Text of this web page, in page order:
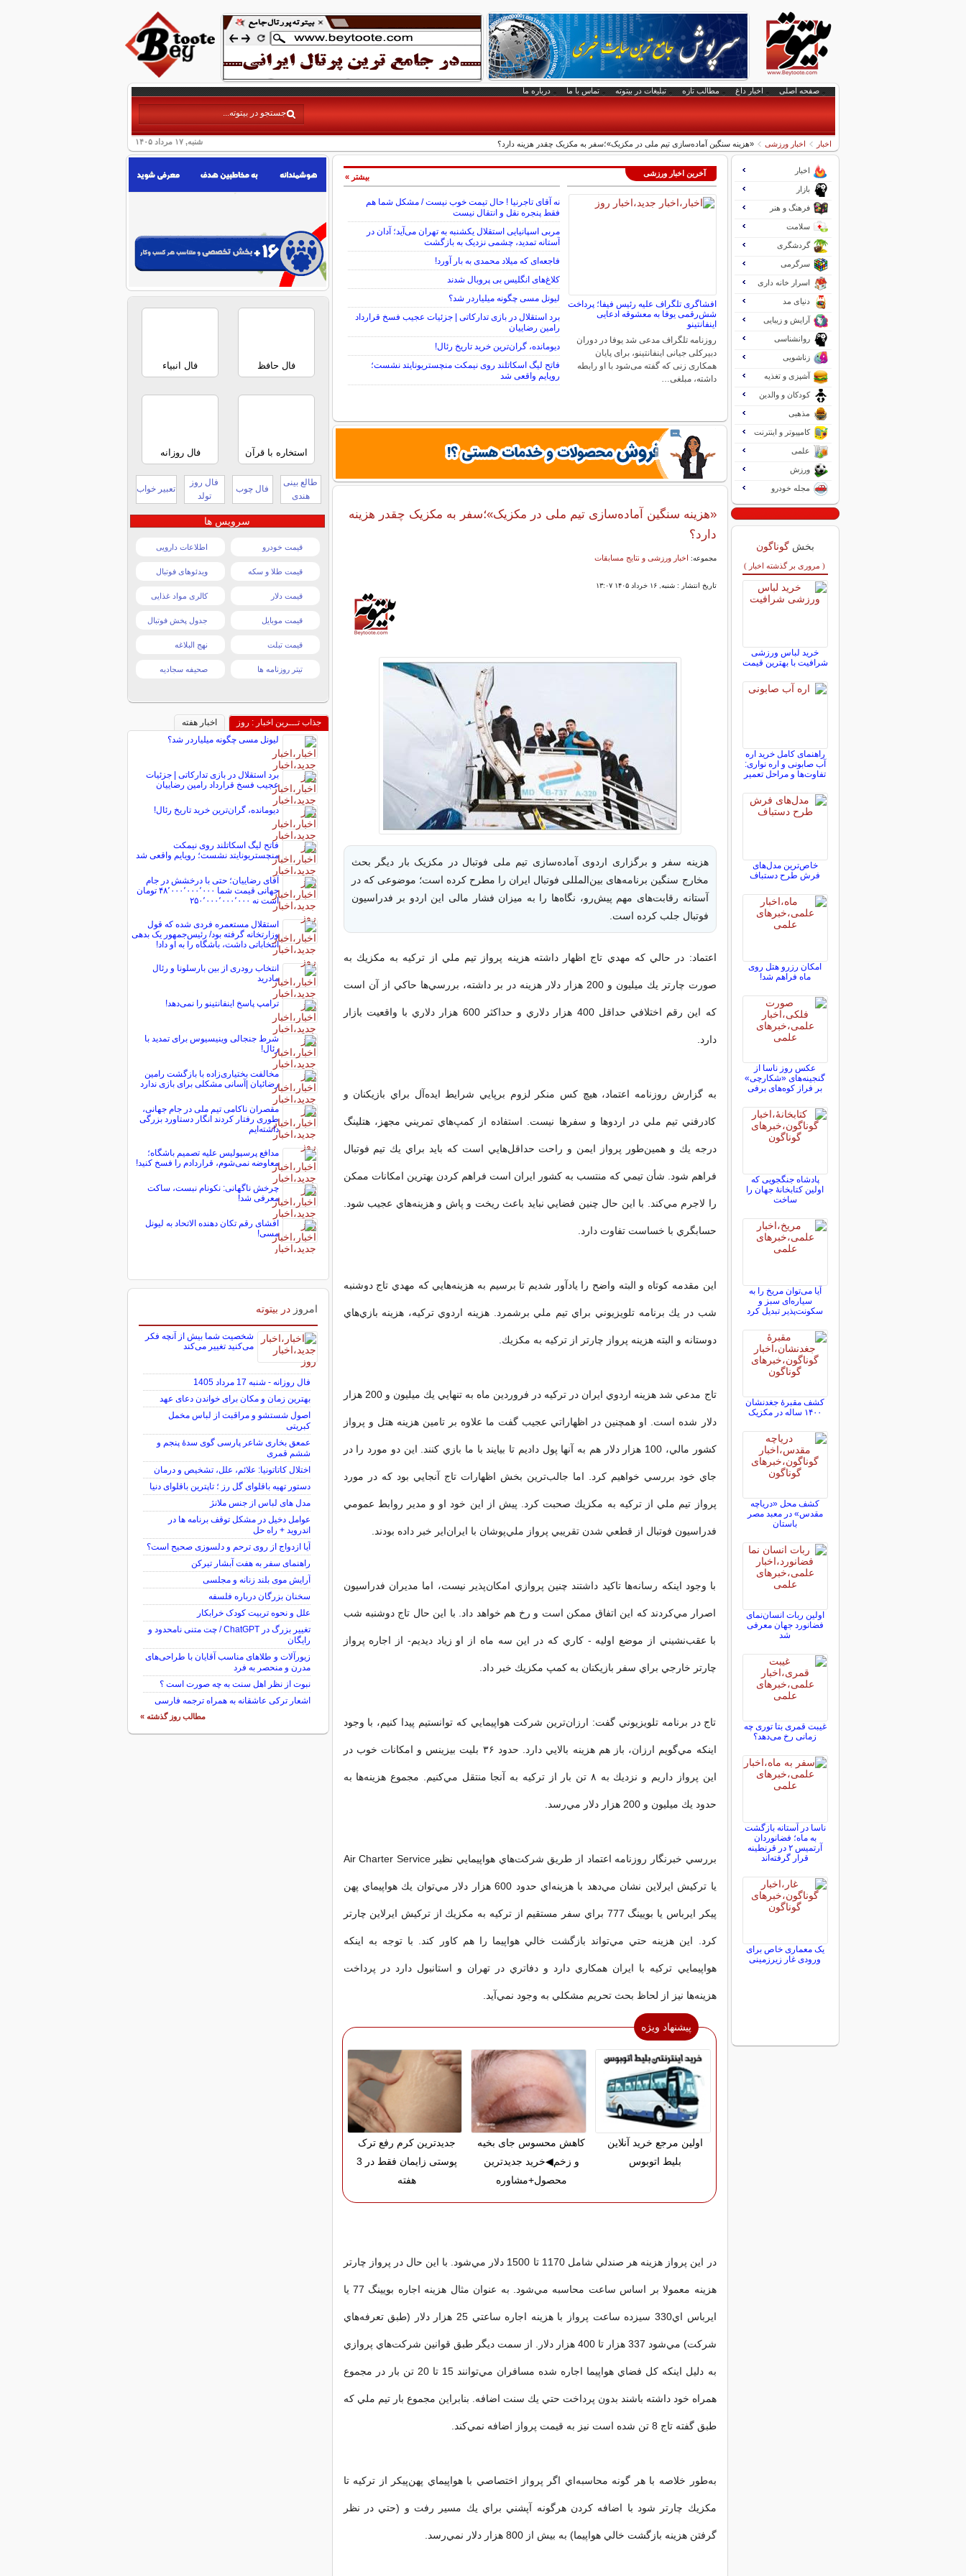
صفحه اصلی اخبار داغ مطالب تازه تبلیغات در بیتوته تماس با ما درباره ما
شنبه, ۱۷ مرداد ۱۴۰۵ اخبار اخبار ورزشی «هزینه سنگین آماده‌سازی تیم ملی در مکزیک»؛سفر به مکزیک چقدر هزینه دارد؟
آخرین اخبار ورزشی
افشاگری تلگراف علیه رئیس فیفا؛ پرداخت
شش‌رقمی یوفا به معشوقه ادعایی
اینفانتینو
روزنامه تلگراف مدعی شد یوفا در دوران
دبیرکلی جیانی اینفانتینو، برای پایان
همکاری زنی که گفته می‌شود با او رابطه
داشته، مبلغی…
نه آقای تاجرنیا ! حال تیمت خوب نیست / مشکل شما هم
فقط پنجره نقل و انتقال نیست
مربی اسپانیایی استقلال یکشنبه به تهران می‌آید؛ آدان در
آستانه تمدید، چشمی نزدیک به بازگشت
فاجعه‌ای که میلاد محمدی به بار آورد!
کلاغ‌های انگلیس بی پروبال شدند
لیونل مسی چگونه میلیاردر شد؟
برد استقلال در بازی تدارکاتی | جزئیات عجیب فسخ قرارداد
رامین رضاییان
دیومانده، گران‌ترین خرید تاریخ رئال!
فاتح لیگ اسکاتلند روی نیمکت منچستریونایتد نشست؛
رویایم واقعی شد
بیشتر »
«هزینه سنگین آماده‌سازی تیم ملی در مکزیک»؛سفر به مکزیک چقدر هزینه
دارد؟
مجموعه: اخبار ورزشی و نتایج مسابقات
تاریخ انتشار : شنبه, ۱۶ خرداد ۱۴۰۵ ۱۳:۰۷
هزینه سفر و برگزاری اردوی آماده‌سازی تیم ملی فوتبال در مکزیک بار دیگر بحث
مخارج سنگین برنامه‌های بین‌المللی فوتبال ایران را مطرح کرده است؛ موضوعی که در
آستانه رقابت‌های مهم پیش‌رو، نگاه‌ها را به میزان فشار مالی این اردو بر فدراسیون
فوتبال جلب کرده است.
اعتماد: در حالي كه مهدي تاج اظهار داشته هزينه پرواز تيم ملي از تركيه به مكزيك به
صورت چارتر يك ميليون و 200 هزار دلار هزينه در بر داشته، بررسي‌ها حاكي از آن است
كه اين رقم اختلافي حداقل 400 هزار دلاري و حداكثر 600 هزار دلاري با واقعيت بازار
دارد.
به گزارش روزنامه اعتماد، هيچ كس منكر لزوم برپايي شرايط ايده‌آل براي بازيكنان و
كادرفني تيم ملي در اردوها و سفرها نيست. استفاده از كمپ‌هاي تمريني مجهز، هتلينگ
درجه يك و همين‌طور پرواز ايمن و راحت حداقل‌هايي است كه بايد براي يك تيم فوتبال
فراهم شود. شأن تيمي كه منتسب به كشور ايران است فراهم كردن بهترين امكانات ممكن
را لاجرم مي‌كند. با اين حال چنين فضايي نبايد باعث ريخت و پاش و هزينه‌هاي عجيب شود.
حسابگري با خساست تفاوت دارد.
اين مقدمه كوتاه و البته واضح را يادآور شديم تا برسيم به هزينه‌هايي كه مهدي تاج دوشنبه
شب در يك برنامه تلويزيوني براي تيم ملي برشمرد. هزينه اردوي تركيه، هزينه بازي‌هاي
دوستانه و البته هزينه پرواز چارتر از تركيه به مكزيك.
تاج مدعي شد هزينه اردوي ايران در تركيه در فروردين ماه به تنهايي يك ميليون و 200 هزار
دلار شده است. او همچنين در اظهاراتي عجيب گفت ما علاوه بر تامين هزينه هتل و پرواز
كشور مالي، 100 هزار دلار هم به آنها پول داديم تا بيايند با ما بازي كنند. اين دو مورد را در
جاي خود بررسي خواهيم كرد. اما جالب‌ترين بخش اظهارات تاج آنجايي بود كه در مورد
پرواز تيم ملي از تركيه به مكزيك صحبت كرد. پيش از اين خود او و مدير روابط عمومي
فدراسيون فوتبال از قطعي شدن تقريبي پرواز ملي‌پوشان با ايران‌اير خبر داده بودند.
با وجود اينكه رسانه‌ها تاكيد داشتند چنين پروازي امكان‌پذير نيست، اما مديران فدراسيون
اصرار مي‌كردند كه اين اتفاق ممكن است و رخ هم خواهد داد. با اين حال تاج دوشنبه شب
با عقب‌نشيني از موضع اوليه - كاري كه در اين سه ماه از او زياد ديديم- از اجاره پرواز
چارتر خارجي براي سفر بازيكنان به كمپ مكزيك خبر داد.
تاج در برنامه تلويزيوني گفت: ارزان‌ترين شركت هواپيمايي كه توانستيم پيدا كنيم، با وجود
اينكه مي‌گويم ارزان، باز هم هزينه بالايي دارد. حدود ۳۶ بليت بيزينس و امكانات خوب در
اين پرواز داريم و نزديك به ۸ تن بار از تركيه به آنجا منتقل مي‌كنيم. مجموع هزينه‌ها به
حدود يك ميليون و 200 هزار دلار مي‌رسد.
بررسي خبرنگار روزنامه اعتماد از طريق شركت‌هاي هواپيمايي نظير Air Charter Service
يا تركيش ايرلاين نشان مي‌دهد با هزينه‌اي حدود 600 هزار دلار مي‌توان يك هواپيماي پهن
پيكر ايرباس يا بويينگ 777 براي سفر مستقيم از تركيه به مكزيك از تركيش ايرلاين چارتر
كرد. اين هزينه حتي مي‌تواند بازگشت خالي هواپيما را هم كاور كند. با توجه به اينكه
هواپيمايي تركيه با ايران همكاري دارد و دفاتري در تهران و استانبول دارد در پرداخت
هزينه‌ها نيز از لحاظ بحث تحريم مشكلي به وجود نمي‌آيد.
پیشنهاد ویژه
اولین مرجع خرید آنلاین
بلیط اتوبوس
کاهش محسوس جای بخیه
و زخم◀خرید جدیدترین
محصول+مشاوره
جدیدترین کرم رفع ترک
پوستی زایمان فقط در 3
هفته
در اين پرواز هزينه هر صندلي شامل 1170 تا 1500 دلار مي‌شود. با اين حال در پرواز چارتر
هزينه معمولا بر اساس ساعت محاسبه مي‌شود. به عنوان مثال هزينه اجاره بويينگ 77 يا
ايرباس اي‌330 سيزده ساعت پرواز با هزينه اجاره ساعتي 25 هزار دلار (طبق تعرفه‌هاي
شركت) مي‌شود 337 هزار تا 400 هزار دلار. از سمت ديگر طبق قوانين شركت‌هاي پروازي
به دليل اينكه كل فضاي هواپيما اجاره شده مسافران مي‌توانند 15 تا 20 تن بار در مجموع
همراه خود داشته باشند بدون پرداخت حتي يك سنت اضافه. بنابراين مجموع بار تيم ملي كه
طبق گفته تاج 8 تن شده است نيز به قيمت پرواز اضافه نمي‌كند.
به‌طور خلاصه با هر گونه محاسبه‌اي اگر پرواز اختصاصي با هواپيماي پهن‌پيكر از تركيه تا
مكزيك چارتر شود با اضافه كردن هرگونه آپشني براي يك مسير رفت و (حتي در نظر
گرفتن هزينه بازگشت خالي هواپيما) به بيش از 800 هزار دلار نمي‌رسد.
اخبار
بازار
فرهنگ و هنر
سلامت
گردشگری
سرگرمی
اسرار خانه داری
دنیای مد
آرایش و زیبایی
روانشناسی
زناشویی
آشپزی و تغذیه
کودکان و والدین
مذهبی
کامپیوتر و اینترنت
علمی
ورزش
مجله خودرو
بخش گوناگون
( مروری بر گذشته اخبار )
خرید لباس ورزشی
شرافیت با بهترین قیمت
راهنمای کامل خرید اره
آب صابونی و اره نواری:
تفاوت‌ها و مراحل تعمیر
خاص‌ترین مدل‌های
فرش طرح دستباف
امکان رزرو هتل روی
ماه فراهم شد!
عکس روز ناسا از
گنجینه‌های «شکارچی»
بر فراز کوه‌های برفی
پادشاه جنگجویی که
اولین کتابخانۀ جهان را
ساخت
آیا می‌توان مریخ را به
سیاره‌ای سبز و
سکونت‌پذیر تبدیل کرد
کشف مقبرۀ جغدنشان
۱۴۰۰ ساله در مکزیک
کشف محل «دریاچه
مقدس» در معبد مصر
باستان
اولین ربات انسان‌نمای
فضانورد جهان معرفی
شد
غیبت قمری بتا توری چه
زمانی رخ می‌دهد؟
ناسا در آستانه بازگشت
به ماه؛ فضانوردان
آرتمیس ۲ در قرنطینه
قرار گرفته‌اند
یک معماری خاص برای
ورودی غار زیرزمینی
فال حافظ فال انبیاء
استخاره با قرآن فال روزانه
طالع بینی
هندی
فال چوب
فال روز
تولد
تعبیر خواب
سرویس ها
قیمت خودرو اطلاعات دارویی
قیمت طلا و سکه ویدئوهای فوتبال
قیمت دلار کالری مواد غذایی
قیمت موبایل جدول پخش فوتبال
قیمت تبلت نهج البلاغه
تیتر روزنامه ها صحیفه سجادیه
جذاب تـــرین اخبار : روز
اخبار هفته
لیونل مسی چگونه میلیاردر شد؟
برد استقلال در بازی تدارکاتی | جزئیات
عجیب فسخ قرارداد رامین رضاییان
دیومانده، گران‌ترین خرید تاریخ رئال!
فاتح لیگ اسکاتلند روی نیمکت
منچستریونایتد نشست؛ رویایم واقعی شد
آقای رضاییان؛ حتی با درخشش در جام
جهانی قیمت شما ۴۸٬۰۰۰٬۰۰۰٬۰۰۰ تومان
است نه ۲۵۰٬۰۰۰٬۰۰۰٬۰۰۰
استقلال مستعمره فردی شده که قول
وزارتخانه گرفته بود/ رئیس‌جمهور یک بدهی
انتخاباتی داشت، باشگاه را به او داد!
انتخاب رودری از بین بارسلونا و رئال
مادرید
ترامپ پاسخ اینفانتینو را نمی‌دهد!
شرط جنجالی وینیسیوس برای تمدید با
رئال!
مخالفت بختیاری‌زاده با بازگشت رامین
رضائیان |آسانی مشکلی برای بازی ندارد
مقصران ناکامی تیم ملی در جام جهانی،
طوری رفتار کردند انگار دستاورد بزرگی
داشته‌ایم
مدافع پرسپولیس علیه تصمیم باشگاه؛
معاوضه نمی‌شوم، قراردادم را فسخ کنید!
چرخش ناگهانی: نکونام نبست، ساکت
معرفی شد!
افشای رقم تکان دهنده الاتحاد به لیونل
مسی!
امروز در بیتوته
شخصیت شما بیش از آنچه فکر
می‌کنید تغییر می‌کند
فال روزانه - شنبه 17 مرداد 1405
بهترین زمان و مکان برای خواندن دعای عهد
اصول شستشو و مراقبت از لباس مخمل
کبریتی
عمعق بخاری شاعر پارسی گوی سدهٔ پنجم و
ششم قمری
اختلال کاتاتونیا: علائم، علل، تشخیص و درمان
دستور تهیه باقلوای گل رز ؛ تاپترین باقلوای دنیا
مدل های لباس از جنس ملانژ
عوامل دخیل در مشکل توقف برنامه ها در
اندروید + راه حل
آیا ازدواج از روی ترحم و دلسوزی صحیح است؟
راهنمای سفر به هفت آبشار تیرکن
آرایش موی بلند زنانه و مجلسی
سخنان بزرگان درباره فلسفه
علل و نحوه تربیت کودک خرابکار
تغییر بزرگ در ChatGPT / چت متنی نامحدود و
رایگان
زیورآلات و طلاهای مناسب آقایان با طراحی‌های
مدرن و منحصر به فرد
نبوت از نظر اهل سنت به چه صورت است ؟
اشعار ترکی عاشقانه به همراه ترجمه فارسی
مطالب روز گذشته »